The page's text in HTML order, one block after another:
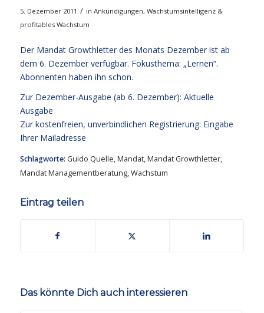
5. Dezember 2011 / in Ankündigungen, Wachstumsintelligenz &
profitables Wachstum
Der Mandat Growthletter des Monats Dezember ist ab
dem 6. Dezember verfügbar. Fokusthema: „Lernen“.
Abonnenten haben ihn schon.
Zur Dezember-Ausgabe (ab 6. Dezember): Aktuelle
Ausgabe
Zur kostenfreien, unverbindlichen Registrierung: Eingabe
Ihrer Mailadresse
Schlagworte: Guido Quelle,Mandat,Mandat Growthletter,
Mandat Managementberatung,Wachstum
Eintrag teilen
Das könnte Dich auch interessieren